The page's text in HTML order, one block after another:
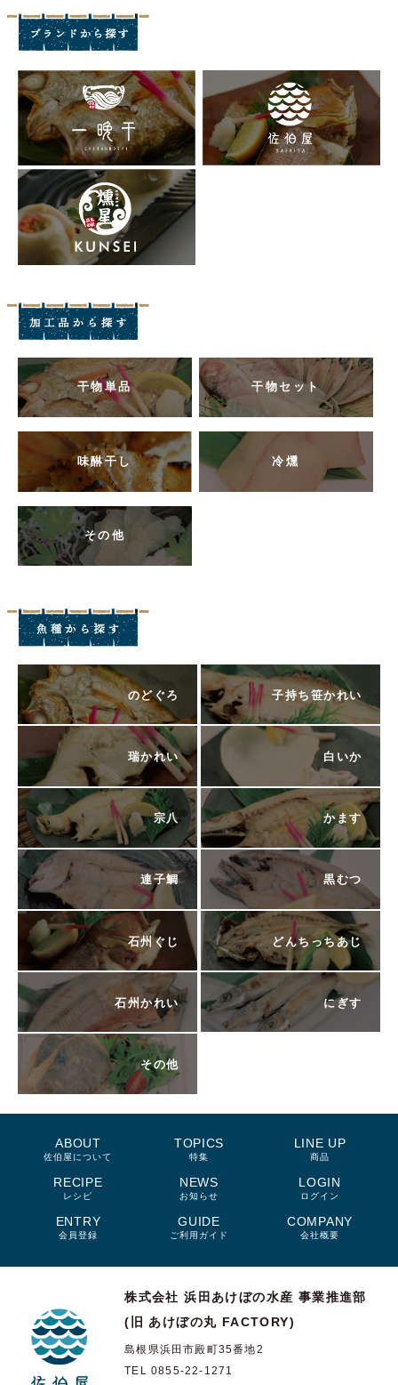
干物単品 干物セット
味醂干し 冷燻
その他
のどぐろ 子持ち笹かれい
瑞かれい 白いか
宗八 かます
連子鯛 黒むつ
石州ぐじ どんちっちあじ
石州かれい にぎす
その他
ABOUT
佐伯屋について
TOPICS
特集
LINE UP
商品
RECIPE
レシピ
NEWS
お知らせ
LOGIN
ログイン
ENTRY
会員登録
GUIDE
ご利用ガイド
COMPANY
会社概要
株式会社 浜田あけぼの水産 事業推進部
(旧 あけぼの丸 FACTORY)
島根県浜田市殿町35番地2
TEL 0855-22-1271